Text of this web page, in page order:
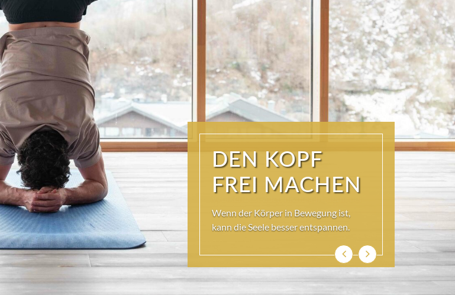
ÜBER DEN
DÄCHERN DER
KURSTADT
Schöner als im SKY SPA kann es im
so viel Himmel wird das Herz ganz
leicht und die Seele weit.
ZurückWeiter